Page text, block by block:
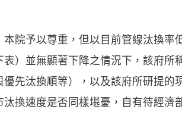
院予以尊重，但以目前管線汰換率
）並無顯著下降之情況下，該府所
先汰換順等），以及該府所研提的
換速度是否同樣堪憂，自有待經濟